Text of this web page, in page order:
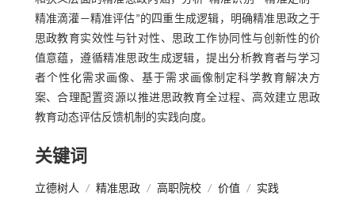
精准滴灌—精准评估”的四重生成逻辑，明确精准思政之于
思政教育实效性与针对性、思政工作协同性与创新性的价
值意蕴，遵循精准思政生成逻辑，提出分析教育者与学习
者个性化需求画像、基于需求画像制定科学教育解决方
案、合理配置资源以推进思政教育全过程、高效建立思政
教育动态评估反馈机制的实践向度。
关键词
立德树人 / 精准思政 / 高职院校 / 价值 / 实践